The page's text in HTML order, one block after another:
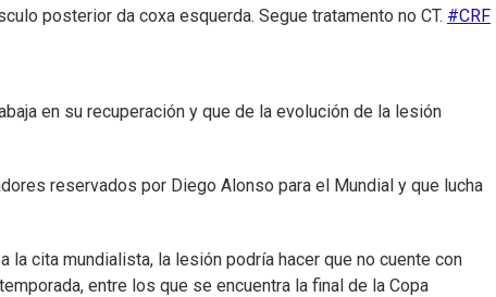
posterior da coxa esquerda. Segue tratamento no CT. #CRF
en su recuperación y que de la evolución de la lesión
reservados por Diego Alonso para el Mundial y que lucha
cita mundialista, la lesión podría hacer que no cuente con
entre los que se encuentra la final de la Copa